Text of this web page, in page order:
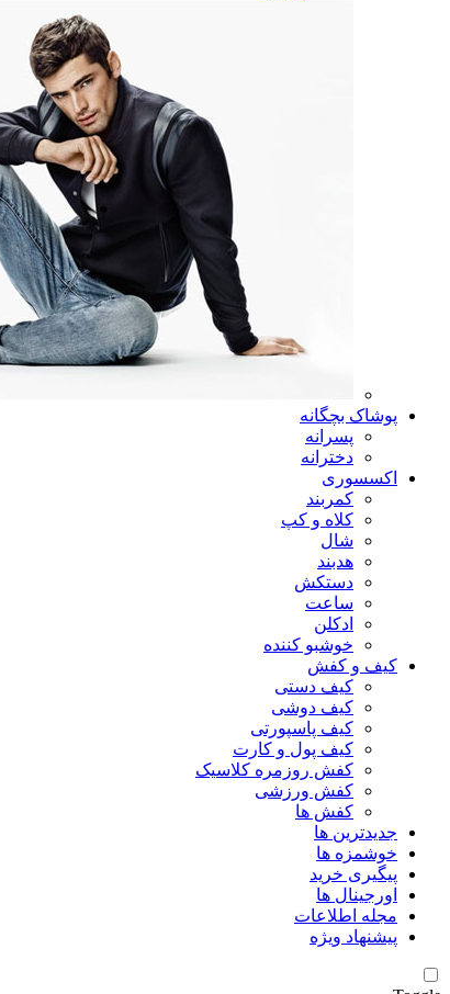
پوشاک بچگانه
پسرانه
دخترانه
اکسسوری
کمربند
کلاه و کپ
شال
هدبند
دستکش
ساعت
ادکلن
خوشبو کننده
کیف و کفش
کیف دستی
کیف دوشی
کیف پاسپورتی
کیف پول و کارت
کفش روزمره کلاسیک
کفش ورزشی
کفش ها
جدیدترین ها
خوشمزه ها
پیگیری خرید
اورجینال ها
مجله اطلاعات
پیشنهاد ویژه